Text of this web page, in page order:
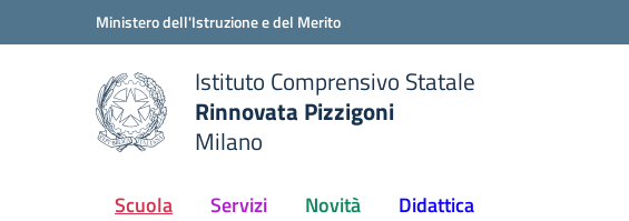
Vai ai contenuti
Vai al menu di navigazioneMinistero dell'Istruzione e del Merito
Istituto Comprensivo Statale
Rinnovata Pizzigoni
Milano
Scuola Servizi Novità Didattica